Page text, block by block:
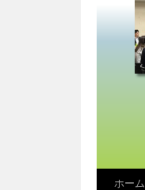
ホーム